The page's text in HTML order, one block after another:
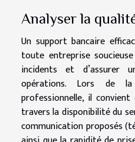
Analyser la
Un support bancaire
toute entreprise
incidents et d’assurer
opérations. Lors de la
professionnelle, il
travers la disponibilité du
communication proposés